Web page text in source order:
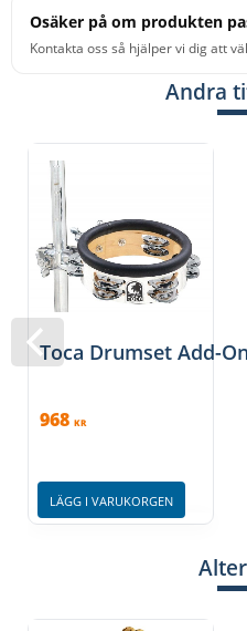
Osäker på om produkten
Kontakta oss så hjälper vi dig att
Andra
Toca Drumset Add-
968 KR
LÄGG I VARUKORGEN